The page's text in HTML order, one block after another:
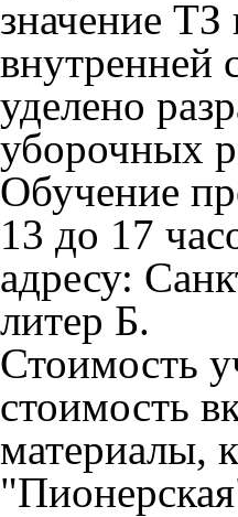
значение
внутренней
уделено
уборочных
Обучение
13 до 17
адресу:
литер Б.
Стоимость
стоимость
материалы,